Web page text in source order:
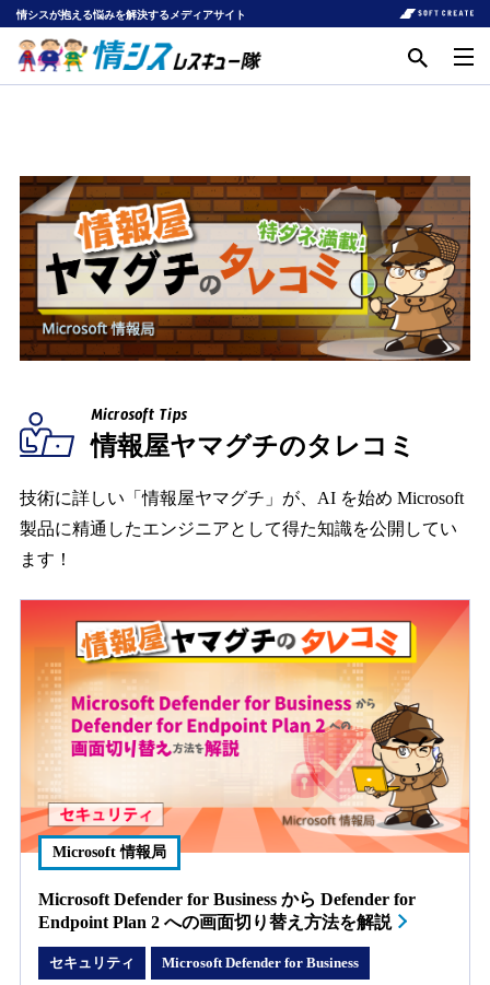
情シスが抱える悩みを解決するメディアサイト
Microsoft Tips
情報屋ヤマグチのタレコミ
技術に詳しい「情報屋ヤマグチ」が、AI を始め Microsoft
製品に精通したエンジニアとして得た知識を公開してい
ます！
Microsoft 情報局
Microsoft Defender for Business から Defender for
Endpoint Plan 2 への画面切り替え方法を解説
セキュリティ Microsoft Defender for Business